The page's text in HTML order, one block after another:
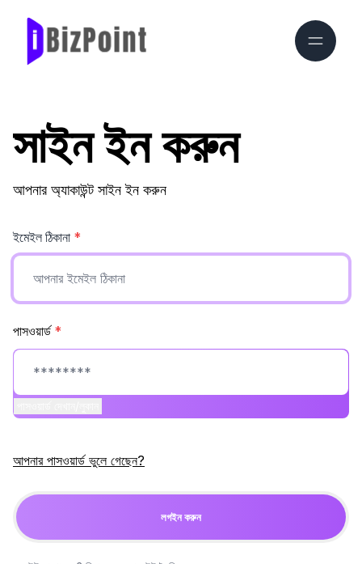
সাইন ইন করুন
আপনার অ্যাকাউন্ট সাইন ইন করুন
ইমেইল ঠিকানা *
পাসওয়ার্ড *
আপনার পাসওয়ার্ড ভুলে গেছেন?
লগইন করুন